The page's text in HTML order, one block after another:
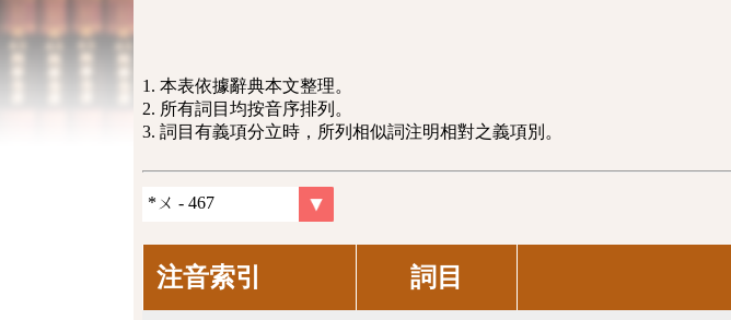
1. 本表依據辭典本文整理。
2. 所有詞目均按音序排列。
3. 詞目有義項分立時，所列相似詞注明相對之義項別。
注音索引 詞目